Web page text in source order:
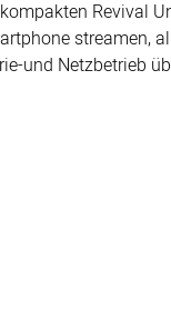
Revival
streamen,
und Netzbetrieb